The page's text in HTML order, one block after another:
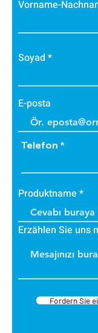
Vorname-
Soyad
E-posta
Telefon
Produktname
Erzählen Sie uns
Fordern Sie